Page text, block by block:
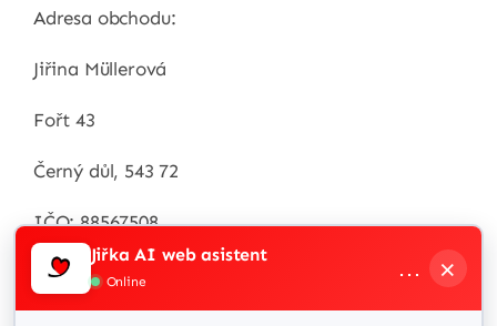
Adresa obchodu:
Jiřina Müllerová
Fořt 43
Černý důl, 543 72
IČO: 88567508
Zákaznická linka
+420 / 732 538 287
Jiřka AI web asistent
Online … ×